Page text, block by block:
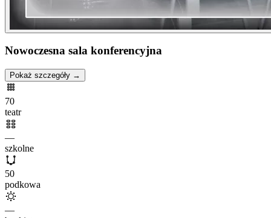
Nowoczesna sala konferencyjna
Pokaż szczegóły →
70
teatr
—
szkolne
50
podkowa
—